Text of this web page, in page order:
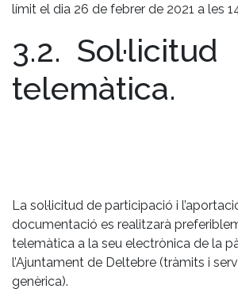
límit el dia 26 de febrer de 2021 a les
3.2. Sol·licitud
telemàtica.
La sol·licitud de participació i
documentació es realitzarà
telemàtica a la seu electrònica de la
l’Ajuntament de Deltebre (tràmits i
genèrica).